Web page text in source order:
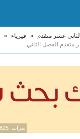
عشر متقدم » فيزياء »
متقدم الفصل الثاني
نقرات: 616825 / مشاهدات: 345542196